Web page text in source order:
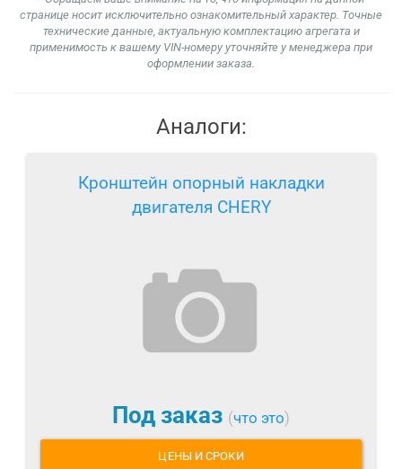
странице носит исключительно ознакомительный характер. Точные
технические данные, актуальную комплектацию агрегата и
применимость к вашему VIN-номеру уточняйте у менеджера при
оформлении заказа.
Аналоги:
Кронштейн опорный накладки
двигателя CHERY
Под заказ (что это)
ЦЕНЫ И СРОКИ